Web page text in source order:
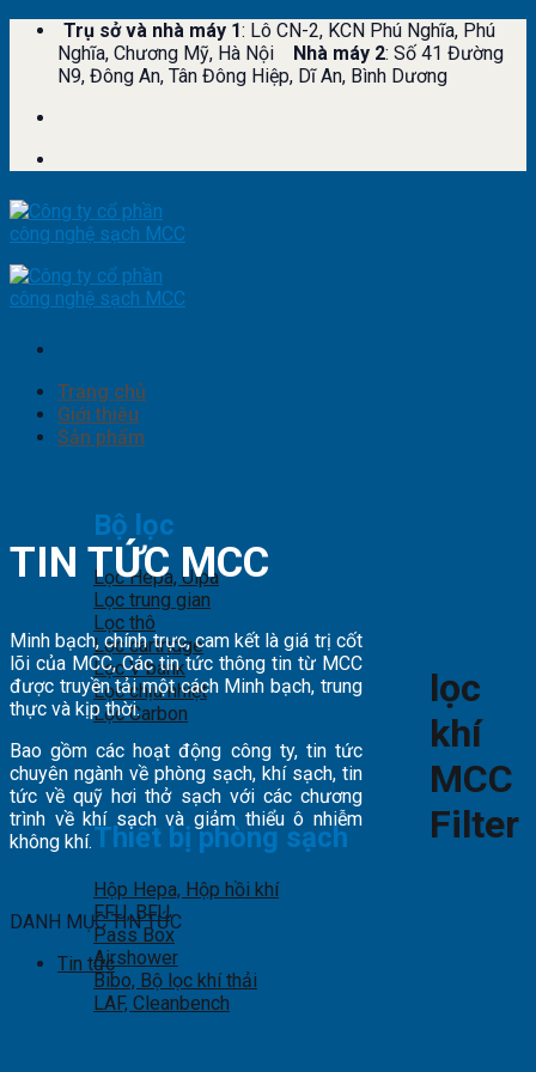
Skip
content
Trụ sở và nhà máy 1: Lô CN-2, KCN Phú Nghĩa, Phú
Nghĩa, Chương Mỹ, Hà Nội
Nhà máy 2: Số 41 Đường
N9, Đông An, Tân Đông Hiệp, Dĩ An, Bình Dương
Trang chủ
Giới thiệu
Sản phẩm
Bộ lọc
Lọc Hepa, Ulpa
Lọc trung gian
Lọc thô
Lọc cartridge
Lọc V bank
Lọc chịu nhiệt
Lọc Carbon
Thiết bị phòng sạch
Hộp Hepa, Hộp hồi khí
FFU, BFU
Pass Box
Airshower
Bibo, Bộ lọc khí thải
LAF, Cleanbench
TIN TỨC MCC
Minh bạch, chính trực, cam kết là giá trị cốt
lõi của MCC, Các tin tức thông tin từ MCC
được truyền tải một cách Minh bạch, trung
thực và kịp thời.
Bao gồm các hoạt động công ty, tin tức
chuyên ngành về phòng sạch, khí sạch, tin
tức về quỹ hơi thở sạch với các chương
trình về khí sạch và giảm thiểu ô nhiễm
không khí.
lọc
khí
MCC
Filter
DANH MỤC TIN TỨC
Tin tức